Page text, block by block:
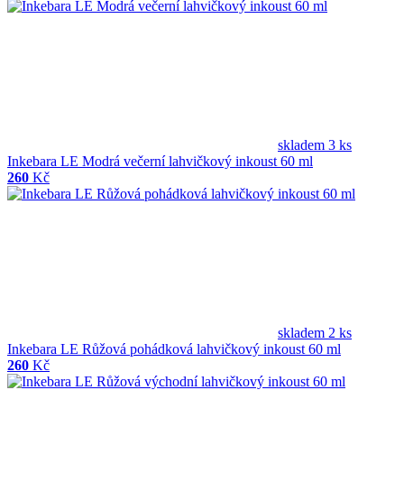
skladem 3 ks
Inkebara LE Modrá večerní lahvičkový inkoust 60 ml
260 Kč
skladem 2 ks
Inkebara LE Růžová pohádková lahvičkový inkoust 60 ml
260 Kč